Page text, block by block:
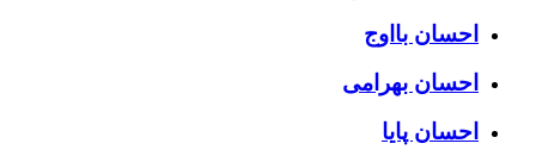
احسان بااوج
احسان بهرامی
احسان پایا